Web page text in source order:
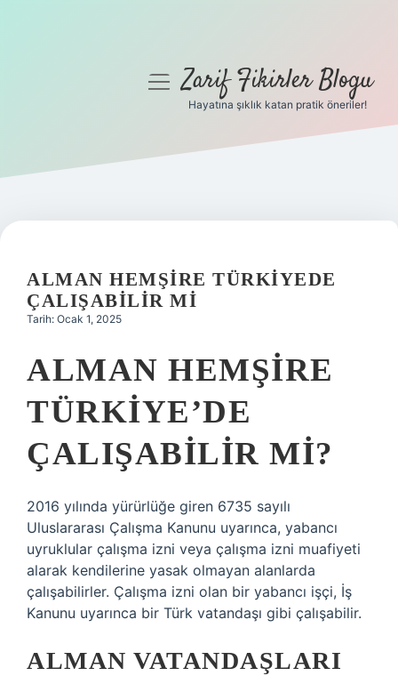
Gizlilik Politikası
Yasal Uyarı
menüyüZarif Fikirler Blogu
Hayatına şıklık katan pratik öneriler!
ALMAN HEMŞIRE TÜRKIYEDE
ÇALIŞABILIR MI
Tarih: Ocak 1, 2025
ALMAN HEMŞIRE
TÜRKIYE’DE
ÇALIŞABILIR MI?
2016 yılında yürürlüğe giren 6735 sayılı
Uluslararası Çalışma Kanunu uyarınca, yabancı
uyruklular çalışma izni veya çalışma izni muafiyeti
alarak kendilerine yasak olmayan alanlarda
çalışabilirler. Çalışma izni olan bir yabancı işçi, İş
Kanunu uyarınca bir Türk vatandaşı gibi çalışabilir.
ALMAN VATANDAŞLARI